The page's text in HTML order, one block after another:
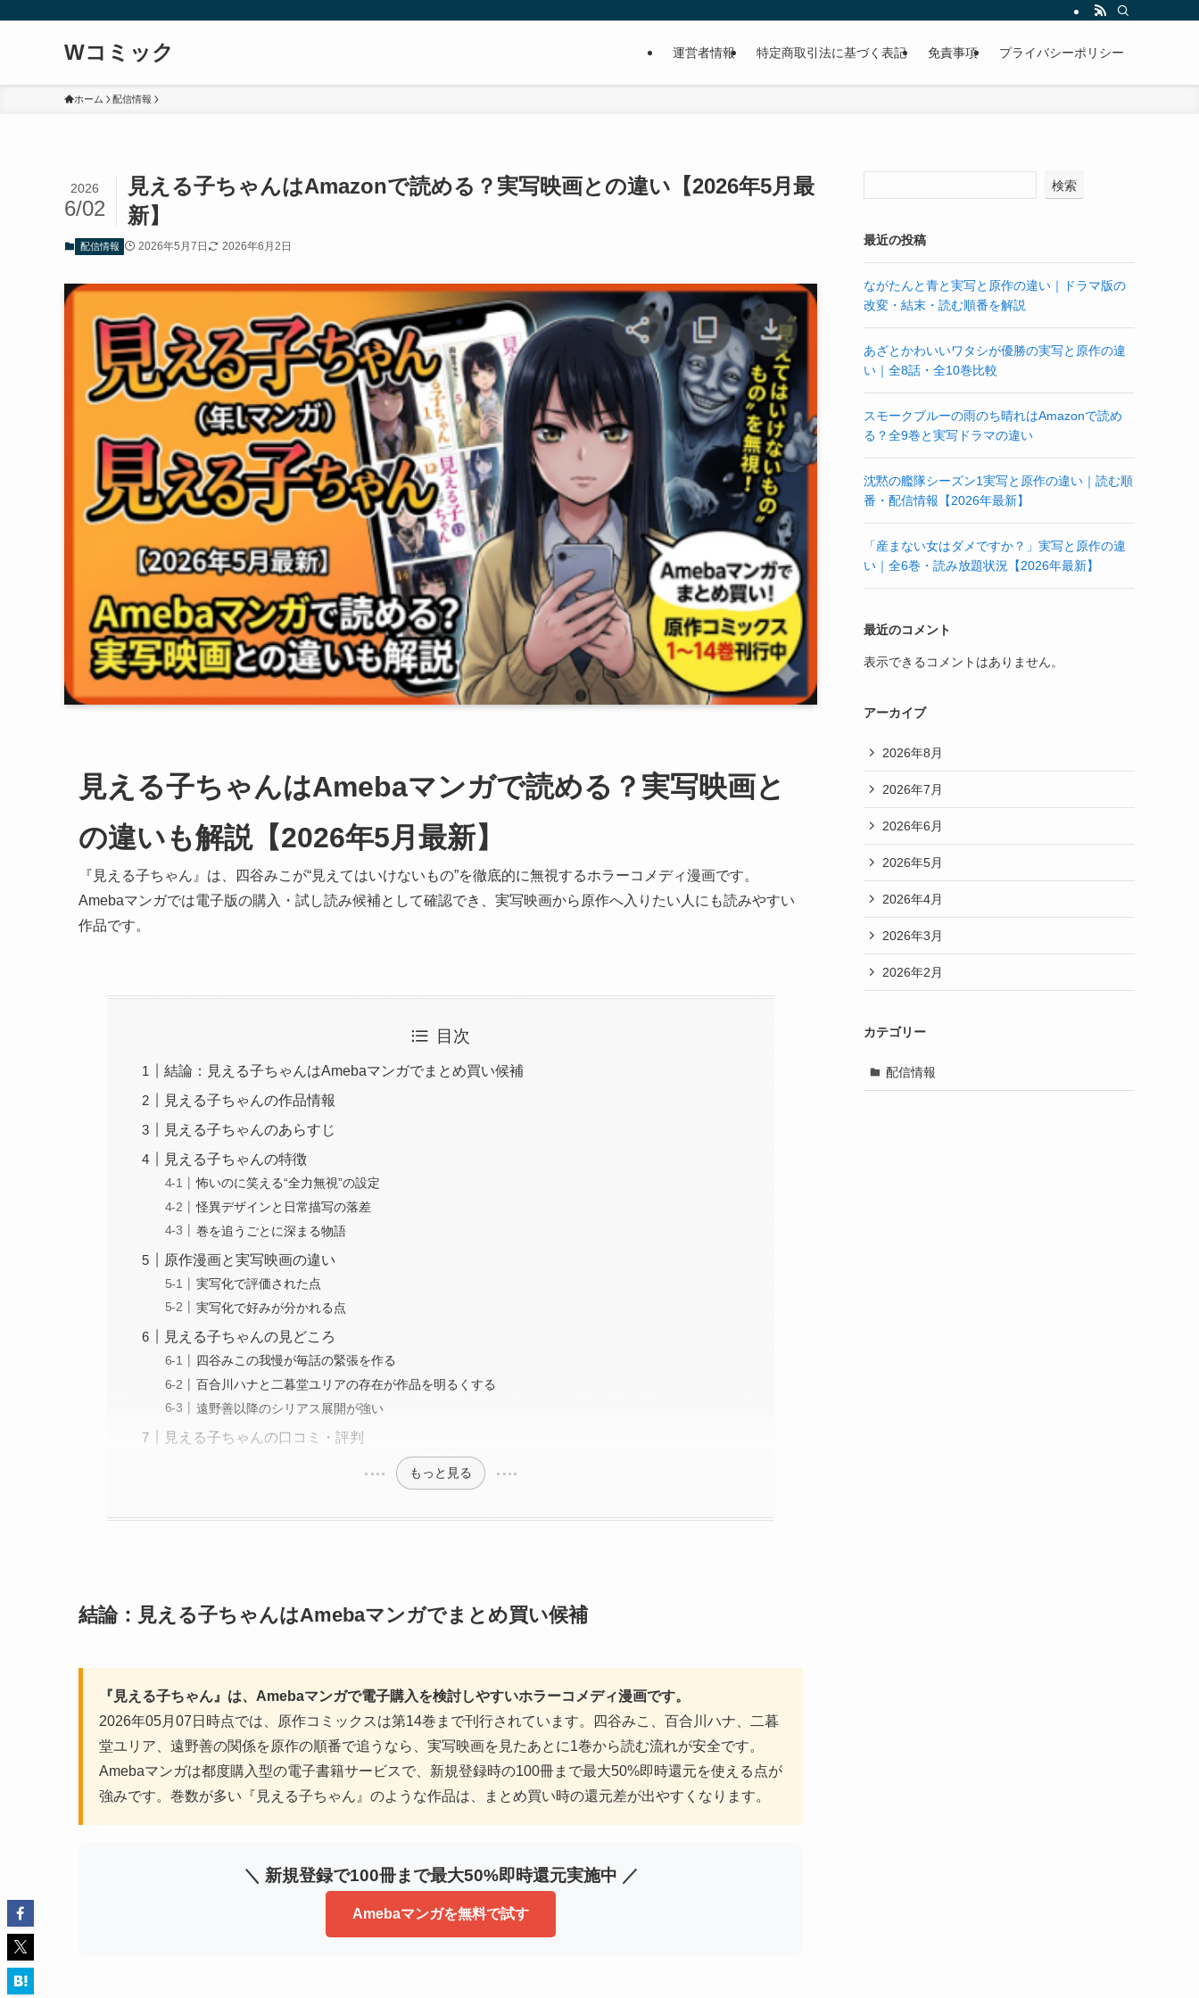
Wコミック 運営者情報 特定商取引法に基づく表記 免責事項 プライバシーポリシー
ホーム 配信情報
見える子ちゃんはAmazonで読める？実写映画との違い【2026年5月最
新】
2026
6/02
配信情報 2026年5月7日 2026年6月2日
見える子ちゃんはAmebaマンガで読める？実写映画と
の違いも解説【2026年5月最新】
『見える子ちゃん』は、四谷みこが“見えてはいけないもの”を徹底的に無視するホラーコメディ漫画です。
Amebaマンガでは電子版の購入・試し読み候補として確認でき、実写映画から原作へ入りたい人にも読みやすい
作品です。
目次
結論：見える子ちゃんはAmebaマンガでまとめ買い候補
見える子ちゃんの作品情報
見える子ちゃんのあらすじ
見える子ちゃんの特徴
怖いのに笑える“全力無視”の設定
怪異デザインと日常描写の落差
巻を追うごとに深まる物語
原作漫画と実写映画の違い
実写化で評価された点
実写化で好みが分かれる点
見える子ちゃんの見どころ
四谷みこの我慢が毎話の緊張を作る
百合川ハナと二暮堂ユリアの存在が作品を明るくする
遠野善以降のシリアス展開が強い
見える子ちゃんの口コミ・評判
もっと見る
結論：見える子ちゃんはAmebaマンガでまとめ買い候補
『見える子ちゃん』は、Amebaマンガで電子購入を検討しやすいホラーコメディ漫画です。
2026年05月07日時点では、原作コミックスは第14巻まで刊行されています。四谷みこ、百合川ハナ、二暮
堂ユリア、遠野善の関係を原作の順番で追うなら、実写映画を見たあとに1巻から読む流れが安全です。
Amebaマンガは都度購入型の電子書籍サービスで、新規登録時の100冊まで最大50%即時還元を使える点が
強みです。巻数が多い『見える子ちゃん』のような作品は、まとめ買い時の還元差が出やすくなります。
＼ 新規登録で100冊まで最大50%即時還元実施中 ／
Amebaマンガを無料で試す
検索
最近の投稿
ながたんと青と実写と原作の違い｜ドラマ版の
改変・結末・読む順番を解説
あざとかわいいワタシが優勝の実写と原作の違
い｜全8話・全10巻比較
スモークブルーの雨のち晴れはAmazonで読め
る？全9巻と実写ドラマの違い
沈黙の艦隊シーズン1実写と原作の違い｜読む順
番・配信情報【2026年最新】
「産まない女はダメですか？」実写と原作の違
い｜全6巻・読み放題状況【2026年最新】
最近のコメント
表示できるコメントはありません。
アーカイブ
2026年8月
2026年7月
2026年6月
2026年5月
2026年4月
2026年3月
2026年2月
カテゴリー
配信情報